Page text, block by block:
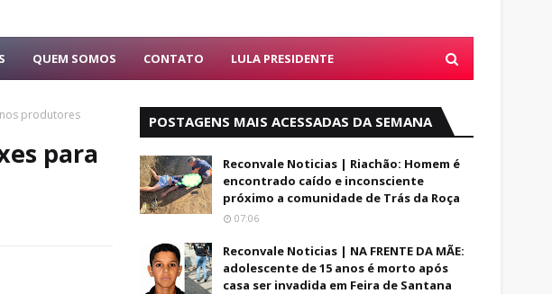
QUEM SOMOS CONTATO LULA PRESIDENTE
produtores
para
POSTAGENS MAIS ACESSADAS DA SEMANA
Reconvale Noticias | Riachão: Homem é
encontrado caído e inconsciente
próximo a comunidade de Trás da Roça
07:06
Reconvale Noticias | NA FRENTE DA MÃE:
adolescente de 15 anos é morto após
casa ser invadida em Feira de Santana